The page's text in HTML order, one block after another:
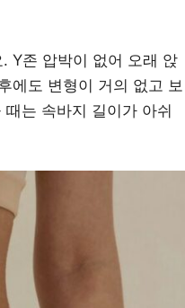
Y존 압박이 없어 오래 앉
에도 변형이 거의 없고 보
는 속바지 길이가 아쉬